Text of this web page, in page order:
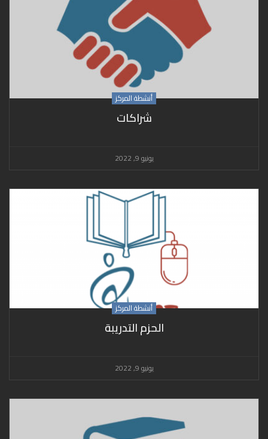
أنشطة المركز
شراكات
يونيو 9, 2022
أنشطة المركز
الحزم التدريبة
يونيو 9, 2022